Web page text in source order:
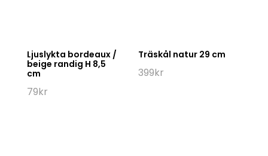
Ljuslykta bordeaux /
beige randig H 8,5
cm
79kr
Träskål natur 29 cm
399kr